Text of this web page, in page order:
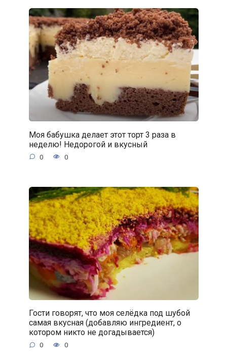
Моя бабушка делает этот торт 3 раза в
неделю! Недорогой и вкусный
0 0
Гости говорят, что моя селёдка под шубой
самая вкусная (добавляю ингредиент, о
котором никто не догадывается)
0 0